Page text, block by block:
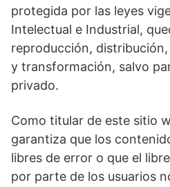
protegida por las leyes
Intelectual e Industrial,
reproducción,
y transformación, salvo
privado.
Como titular de este sitio
garantiza que los
libres de error o que el
por parte de los usuarios